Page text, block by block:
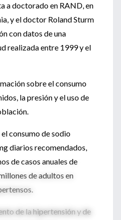
a doctorado en RAND, en
y el doctor Roland Sturm
con datos de una
realizada entre 1999 y el
sobre el consumo
la presión y el uso de
consumo de sodio
diarios recomendados,
de casos anuales de
de adultos en
de la hipertensión y de